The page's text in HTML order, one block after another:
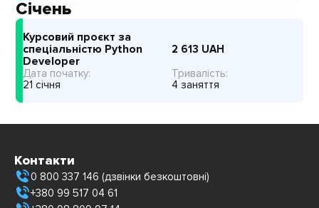
Січень
Курсовий проєкт за
спеціальністю Python
Developer
2 613 UAH
Дата початку:
21 січня
Тривалість:
4 заняття
Контакти
0 800 337 146 (дзвінки безкоштовні)
+380 99 517 04 61